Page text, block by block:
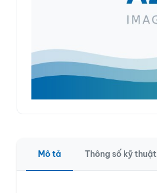
Mô tả Thông số kỹ thuật